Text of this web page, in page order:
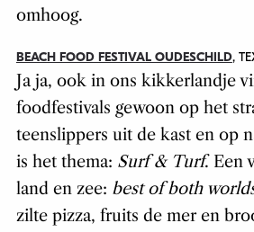
omhoog.
BEACH FOOD FESTIVAL OUDESCHILD,
Ja ja, ook in ons kikkerlandje
foodfestivals gewoon op het
teenslippers uit de kast en op
is het thema: Surf & Turf. Een
land en zee: best of both
zilte pizza, fruits de mer en